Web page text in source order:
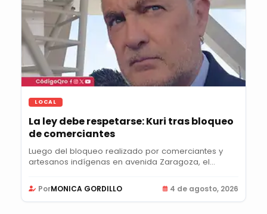
LOCAL
La ley debe respetarse: Kuri tras bloqueo
de comerciantes
Luego del bloqueo realizado por comerciantes y
artesanos indígenas en avenida Zaragoza, el...
PorMONICA GORDILLO 4 de agosto, 2026